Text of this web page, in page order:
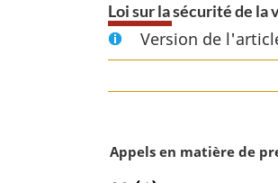
Loi sur la sécurité de la
Version de
N
Appels en matière de